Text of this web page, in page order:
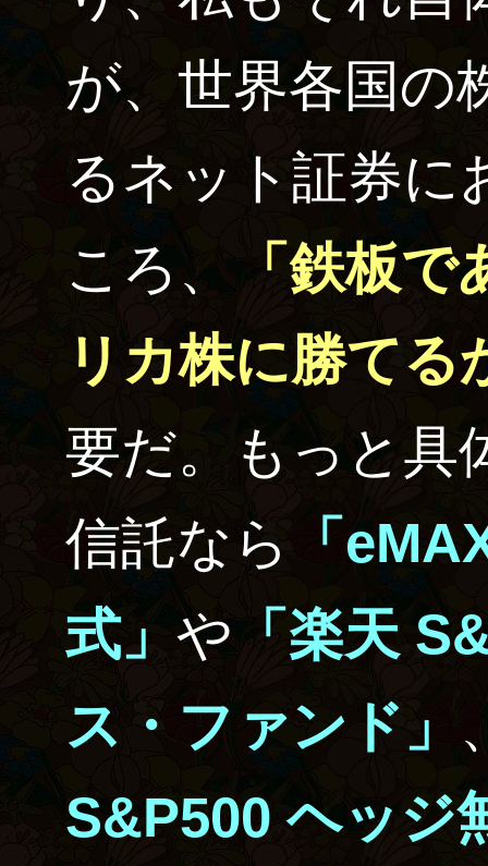
が、世界各国の
るネット証券に
ころ、
「鉄板
リカ株に勝てる
要だ。もっと具
信託なら
「
式」 や 「楽天
ス・ファンド」
S&P500 ヘッジ